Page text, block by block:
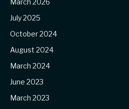
March 2026
July 2025
October 2024
August 2024
March 2024
June 2023
March 2023